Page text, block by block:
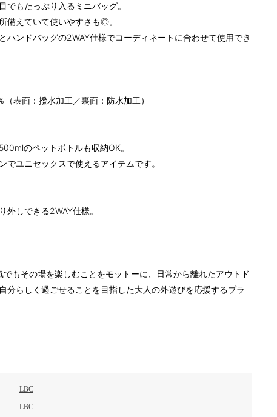
でもたっぷり入るミニバッグ。
備えていて使いやすさも◎。
ハンドバッグの2WAY仕様でコーディネートに合わせて使用でき
（表面：撥水加工／裏面：防水加工）
のペットボトルも収納OK。
でユニセックスで使えるアイテムです。
外しできる2WAY仕様。
でもその場を楽しむことをモットーに、日常から離れたアウトド
分らしく過ごせることを目指した大人の外遊びを応援するブラ
LBC
LBC